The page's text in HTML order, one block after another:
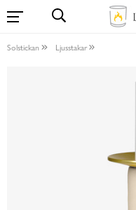
Solstickan Ljusstakar